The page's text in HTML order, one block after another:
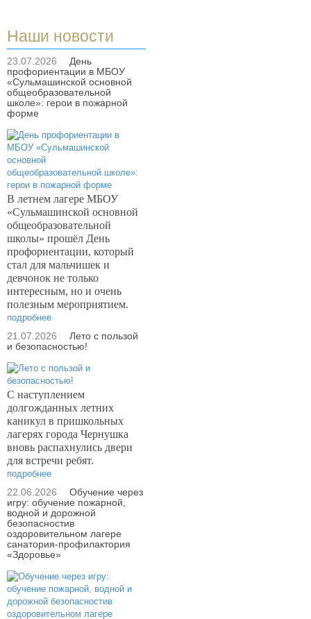
Наши новости
23.07.2026
День
профориентации в МБОУ
«Сульмашинской основной
общеобразовательной
школе»: герои в пожарной
форме
В летнем лагере МБОУ
«Сульмашинской основной
общеобразовательной
школы» прошёл День
профориентации, который
стал для мальчишек и
девчонок не только
интересным, но и очень
полезным мероприятием.
подробнее
21.07.2026
Лето с пользой
и безопасностью!
С наступлением
долгожданных летних
каникул в пришкольных
лагерях города Чернушка
вновь распахнулись двери
для встречи ребят.
подробнее
22.06.2026
Обучение через
игру: обучение пожарной,
водной и дорожной
безопасностив
оздоровительном лагере
санатория-профилактория
«Здоровье»